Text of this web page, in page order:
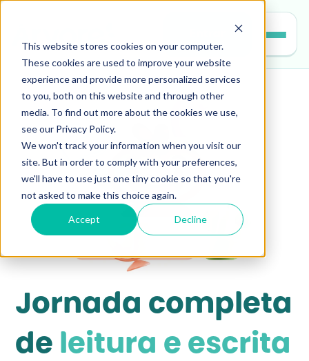
This website stores cookies on your computer.
These cookies are used to improve your website
experience and provide more personalized services
to you, both on this website and through other
media. To find out more about the cookies we use,
see our Privacy Policy.
We won't track your information when you visit our
site. But in order to comply with your preferences,
we'll have to use just one tiny cookie so that you're
not asked to make this choice again.
Accept Decline
Jornada completa
de